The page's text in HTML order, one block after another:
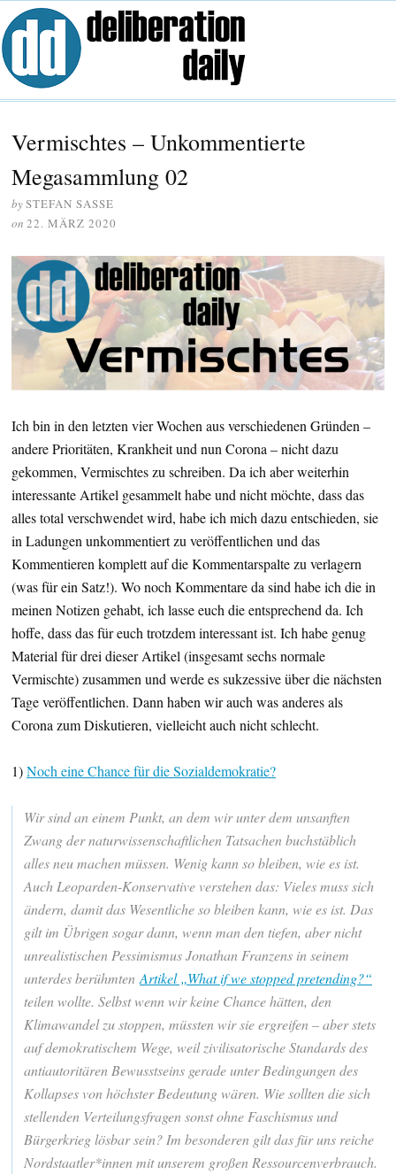
Vermischtes – Unkommentierte
Megasammlung 02
bySTEFAN SASSE
on 22. MÄRZ 2020
Ich bin in den letzten vier Wochen aus verschiedenen Gründen –
andere Prioritäten, Krankheit und nun Corona – nicht dazu
gekommen, Vermischtes zu schreiben. Da ich aber weiterhin
interessante Artikel gesammelt habe und nicht möchte, dass das
alles total verschwendet wird, habe ich mich dazu entschieden, sie
in Ladungen unkommentiert zu veröffentlichen und das
Kommentieren komplett auf die Kommentarspalte zu verlagern
(was für ein Satz!). Wo noch Kommentare da sind habe ich die in
meinen Notizen gehabt, ich lasse euch die entsprechend da. Ich
hoffe, dass das für euch trotzdem interessant ist. Ich habe genug
Material für drei dieser Artikel (insgesamt sechs normale
Vermischte) zusammen und werde es sukzessive über die nächsten
Tage veröffentlichen. Dann haben wir auch was anderes als
Corona zum Diskutieren, vielleicht auch nicht schlecht.
1)Noch eine Chance für die Sozialdemokratie?
Wir sind an einem Punkt, an dem wir unter dem unsanften
Zwang der naturwissenschaftlichen Tatsachen buchstäblich
alles neu machen müssen. Wenig kann so bleiben, wie es ist.
Auch Leoparden-Konservative verstehen das: Vieles muss sich
ändern, damit das Wesentliche so bleiben kann, wie es ist. Das
gilt im Übrigen sogar dann, wenn man den tiefen, aber nicht
unrealistischen Pessimismus Jonathan Franzens in seinem
unterdes berühmten Artikel „What if we stopped pretending?“
teilen wollte. Selbst wenn wir keine Chance hätten, den
Klimawandel zu stoppen, müssten wir sie ergreifen – aber stets
auf demokratischem Wege, weil zivilisatorische Standards des
antiautoritären Bewusstseins gerade unter Bedingungen des
Kollapses von höchster Bedeutung wären. Wie sollten die sich
stellenden Verteilungsfragen sonst ohne Faschismus und
Bürgerkrieg lösbar sein? Im besonderen gilt das für uns reiche
Nordstaatler*innen mit unserem großen Ressourcenverbrauch.